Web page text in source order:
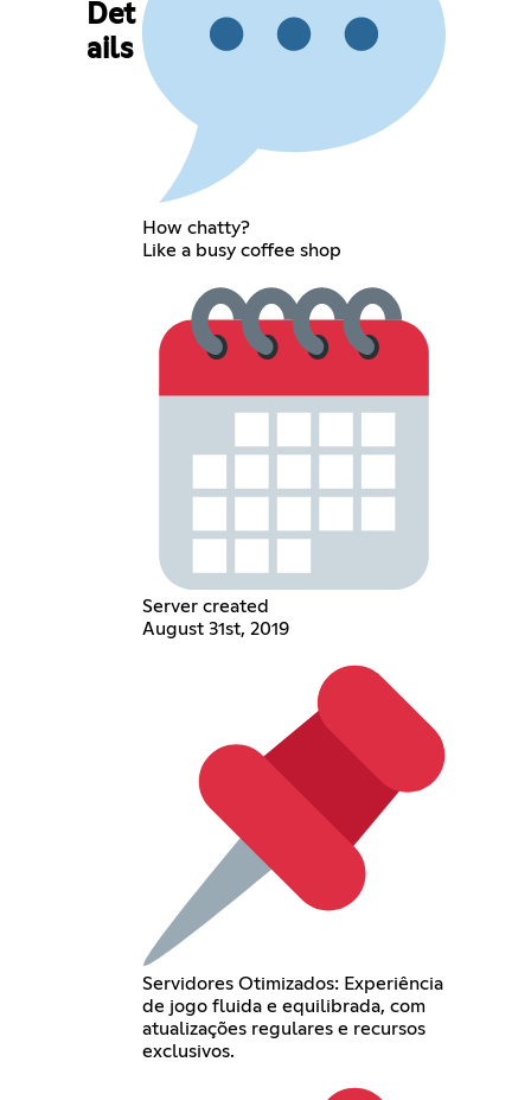
Det
ails
How chatty?
Like a busy coffee shop
Server created
August 31st, 2019
Servidores Otimizados: Experiência
de jogo fluida e equilibrada, com
atualizações regulares e recursos
exclusivos.